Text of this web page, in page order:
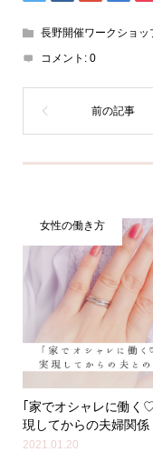
長野開催ワークショッ
コメント: 0
女性の働き方
｢家でオシャレに働く
現してからの夫婦関係
2021.01.20